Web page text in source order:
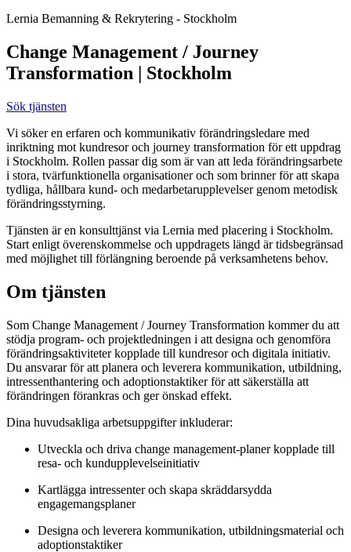
Lernia Bemanning & Rekrytering - Stockholm
Change Management / Journey
Transformation | Stockholm
Sök tjänsten
Vi söker en erfaren och kommunikativ förändringsledare med
inriktning mot kundresor och journey transformation för ett uppdrag
i Stockholm. Rollen passar dig som är van att leda förändringsarbete
i stora, tvärfunktionella organisationer och som brinner för att skapa
tydliga, hållbara kund- och medarbetarupplevelser genom metodisk
förändringsstyrning.
Tjänsten är en konsulttjänst via Lernia med placering i Stockholm.
Start enligt överenskommelse och uppdragets längd är tidsbegränsad
med möjlighet till förlängning beroende på verksamhetens behov.
Om tjänsten
Som Change Management / Journey Transformation kommer du att
stödja program- och projektledningen i att designa och genomföra
förändringsaktiviteter kopplade till kundresor och digitala initiativ.
Du ansvarar för att planera och leverera kommunikation, utbildning,
intressenthantering och adoptionstaktiker för att säkerställa att
förändringen förankras och ger önskad effekt.
Dina huvudsakliga arbetsuppgifter inkluderar:
Utveckla och driva change management-planer kopplade till
resa- och kundupplevelseinitiativ
Kartlägga intressenter och skapa skräddarsydda
engagemangsplaner
Designa och leverera kommunikation, utbildningsmaterial och
adoptionstaktiker